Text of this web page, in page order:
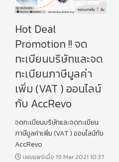
Hot Deal
Promotion !! จด
ทะเบียนบริษัทและจด
ทะเบียนภาษีมูลค่า
เพิ่ม (VAT ) ออนไลน์
กับ AccRevo
จดทะเบียนบริษัทและจดทะเบียน
ภาษีมูลค่าเพิ่ม (VAT ) ออนไลน์กับ
AccRevo
เผยแพร่เมื่อ 19 Mar 2021 10:37